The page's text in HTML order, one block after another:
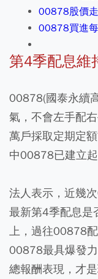
00878股價
00878買進
第4季配息維
00878(國泰永續
氣，不會左手配
萬戶採取定期定
中00878已建立
法人表示，近幾
最新第4季配息是
上，過往00878
00878最具爆發
總報酬表現，才